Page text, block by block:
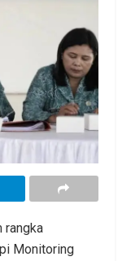
rangka
Monitoring